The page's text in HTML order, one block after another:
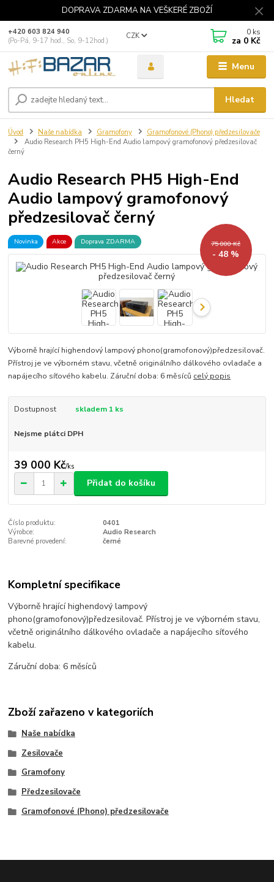
DOPRAVA ZDARMA NA VEŠKERÉ ZBOŽÍ
Menu
CZK
Hledat
+420 603 824 940
(Po-Pá, 9-17 hod., So, 9-12hod.)
0 ks
za 0 Kč
Úvod Naše nabídka Gramofony
Gramofonové (Phono) předzesilovače
Audio Research PH5 High-End Audio lampový gramofonový předzesilovač
černý
Audio Research PH5 High-End
Audio lampový gramofonový
předzesilovač černý
Novinka Akce Doprava ZDARMA 75 000 Kč
- 48 %
Výborně hrající highendový lampový phono(gramofonový)předzesilovač.
Přístroj je ve výborném stavu, včetně originálního dálkového ovladače a
napájecího síťového kabelu. Záruční doba: 6 měsíců celý popis
Dostupnost skladem 1 ks
Nejsme plátci DPH
39 000 Kč/ks
Přidat do košíku
Číslo produktu:
0401
Výrobce:
Audio Research
Barevné provedení:
černé
Kompletní specifikace
Výborně hrající highendový lampový
phono(gramofonový)předzesilovač. Přístroj je ve výborném stavu,
včetně originálního dálkového ovladače a napájecího síťového
kabelu.
Záruční doba: 6 měsíců
Zboží zařazeno v kategoriích
Naše nabídka
Zesilovače
Gramofony
Předzesilovače
Gramofonové (Phono) předzesilovače